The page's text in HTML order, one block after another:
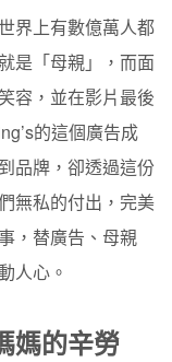
界上有數億萬人都
是「母親」，而面
容，並在影片最後
的這個廣告成
品牌 ，卻透過這份
無私的付出，完美
，替廣告、母親
人心。
媽的辛勞